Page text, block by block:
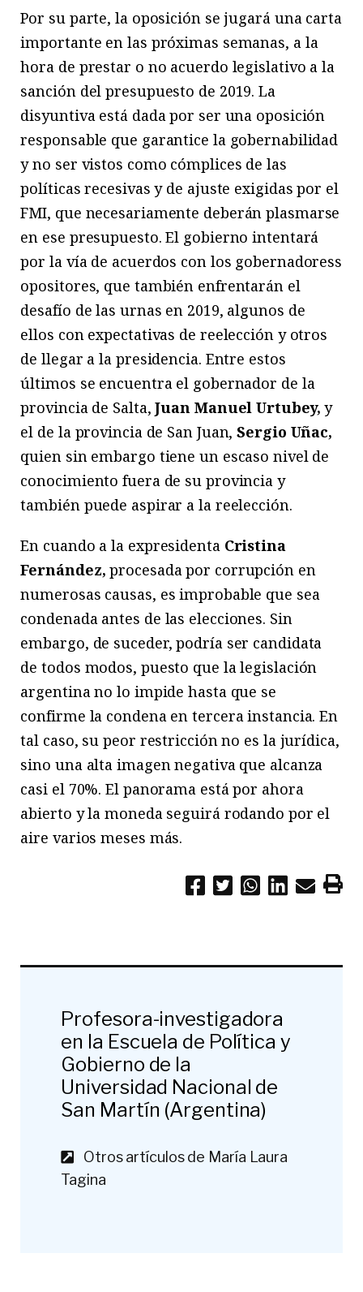
Por su parte, la oposición se jugará una carta
importante en las próximas semanas, a la
hora de prestar o no acuerdo legislativo a la
sanción del presupuesto de 2019. La
disyuntiva está dada por ser una oposición
responsable que garantice la gobernabilidad
y no ser vistos como cómplices de las
políticas recesivas y de ajuste exigidas por el
FMI, que necesariamente deberán plasmarse
en ese presupuesto. El gobierno intentará
por la vía de acuerdos con los gobernadoress
opositores, que también enfrentarán el
desafío de las urnas en 2019, algunos de
ellos con expectativas de reelección y otros
de llegar a la presidencia. Entre estos
últimos se encuentra el gobernador de la
provincia de Salta,Juan Manuel Urtubey, y
el de la provincia de San Juan,Sergio Uñac,
quien sin embargo tiene un escaso nivel de
conocimiento fuera de su provincia y
también puede aspirar a la reelección.
En cuando a la expresidenta Cristina
Fernández, procesada por corrupción en
numerosas causas, es improbable que sea
condenada antes de las elecciones. Sin
embargo, de suceder, podría ser candidata
de todos modos, puesto que la legislación
argentina no lo impide hasta que se
confirme la condena en tercera instancia. En
tal caso, su peor restricción no es la jurídica,
sino una alta imagen negativa que alcanza
casi el 70%. El panorama está por ahora
abierto y la moneda seguirá rodando por el
aire varios meses más.
Profesora-investigadora
en la Escuela de Política y
Gobierno de la
Universidad Nacional de
San Martín (Argentina)
Otros artículos de María Laura
Tagina